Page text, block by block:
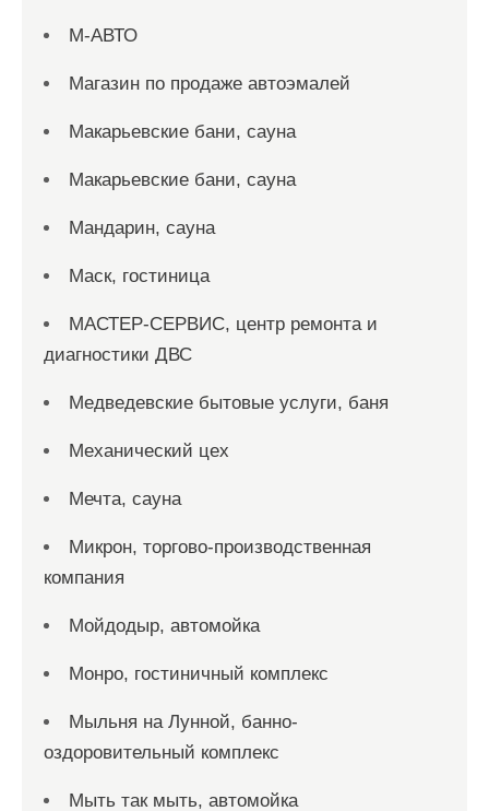
М-АВТО
Магазин по продаже автоэмалей
Макарьевские бани, сауна
Макарьевские бани, сауна
Мандарин, сауна
Маск, гостиница
МАСТЕР-СЕРВИС, центр ремонта и
диагностики ДВС
Медведевские бытовые услуги, баня
Механический цех
Мечта, сауна
Микрон, торгово-производственная
компания
Мойдодыр, автомойка
Монро, гостиничный комплекс
Мыльня на Лунной, банно-
оздоровительный комплекс
Мыть так мыть, автомойка